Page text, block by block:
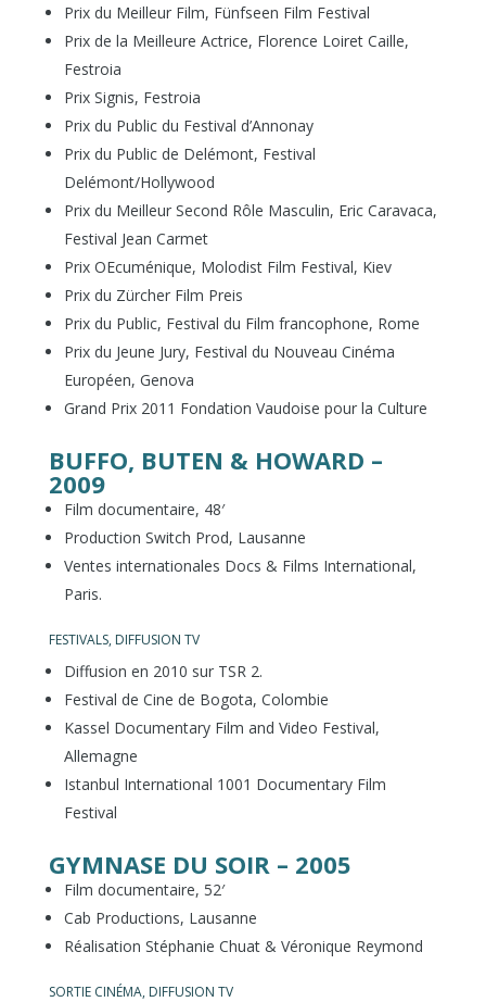
Prix du Meilleur Film, Fünfseen Film Festival
Prix de la Meilleure Actrice, Florence Loiret Caille,
Festroia
Prix Signis, Festroia
Prix du Public du Festival d’Annonay
Prix du Public de Delémont, Festival
Delémont/Hollywood
Prix du Meilleur Second Rôle Masculin, Eric Caravaca,
Festival Jean Carmet
Prix OEcuménique, Molodist Film Festival, Kiev
Prix du Zürcher Film Preis
Prix du Public, Festival du Film francophone, Rome
Prix du Jeune Jury, Festival du Nouveau Cinéma
Européen, Genova
Grand Prix 2011 Fondation Vaudoise pour la Culture
BUFFO, BUTEN & HOWARD –
2009
Film documentaire, 48′
Production Switch Prod, Lausanne
Ventes internationales Docs & Films International,
Paris.
FESTIVALS, DIFFUSION TV
Diffusion en 2010 sur TSR 2.
Festival de Cine de Bogota, Colombie
Kassel Documentary Film and Video Festival,
Allemagne
Istanbul International 1001 Documentary Film
Festival
GYMNASE DU SOIR – 2005
Film documentaire, 52′
Cab Productions, Lausanne
Réalisation Stéphanie Chuat & Véronique Reymond
SORTIE CINÉMA, DIFFUSION TV